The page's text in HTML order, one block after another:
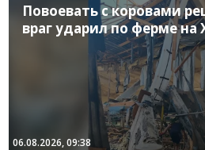
Повоевать с коровами
враг ударил по ферме
06.08.2026, 09:38